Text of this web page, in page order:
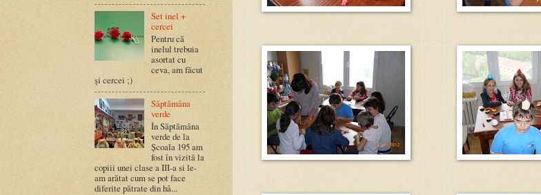
Set inel +
cercei
Pentru că
inelul trebuia
asortat cu
ceva, am făcut
şi cercei ;)
Săptămâna
verde
În Săptămâna
verde de la
Școala 195 am
fost în vizită la
copiii unei clase a III-a si le-
am arătat cum se pot face
diferite pătrate din hâ...